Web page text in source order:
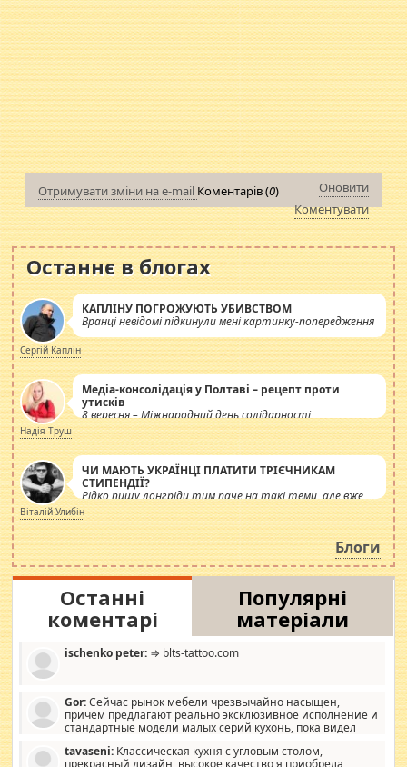
Отримувати зміни на e-mail Коментарів (0)
Оновити
Коментувати
Останнє в блогах
КАПЛІНУ ПОГРОЖУЮТЬ УБИВСТВОМ
Вранці невідомі підкинули мені картинку-попередження
Сергій Каплін
Медіа-консолідація у Полтаві – рецепт проти
утисків
8 вересня – Міжнародний день солідарності
журналістів.
Надія Труш
ЧИ МАЮТЬ УКРАЇНЦІ ПЛАТИТИ ТРІЄЧНИКАМ
СТИПЕНДІЇ?
Рідко пишу лонгріди тим паче на такі теми, але вже
просто дістало! Обурюють сьогоднішні інсенуації
навколо стипендіального питання. Штучно
роздувається ще одна соціальна катастрофа.
Віталій Улибін
Блоги
Останні
коментарі
Популярні
матеріали
ischenko peter: ⇒ blts-tattoo.com
Gor:Сейчас рынок мебели чрезвычайно насыщен,
причем предлагают реально эксклюзивное исполнение и
стандартные модели малых серий кухонь, пока видел
стандартные формы, в MebelOk, креативненько и что главное -
tavaseni: Классическая кухня с угловым столом,
прекрасный дизайн, высокое качество я приобрела